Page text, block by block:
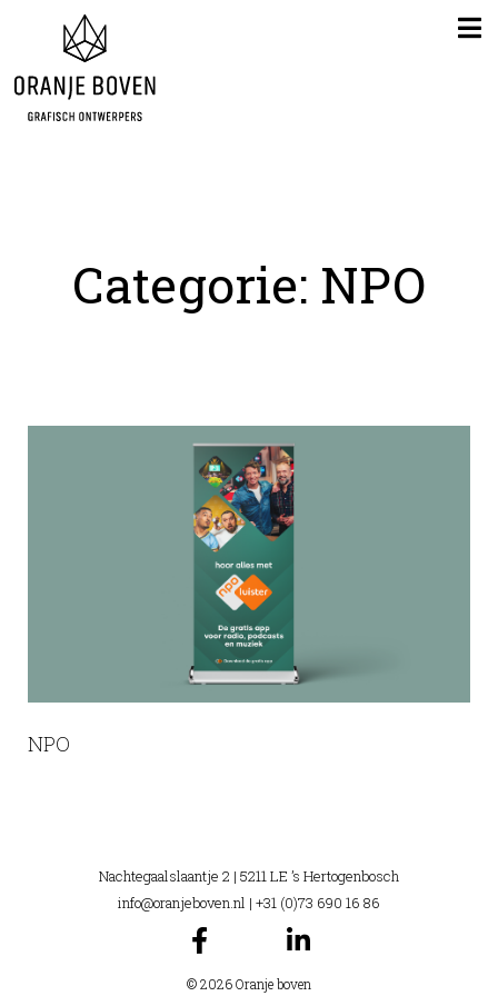
Categorie: NPO
NPO
© 2026 Oranje boven
Nachtegaalslaantje 2 | 5211 LE ’s Hertogenbosch
info@oranjeboven.nl | +31 (0)73 690 16 86